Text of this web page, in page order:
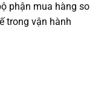
phận mua hàng so
trong vận hành